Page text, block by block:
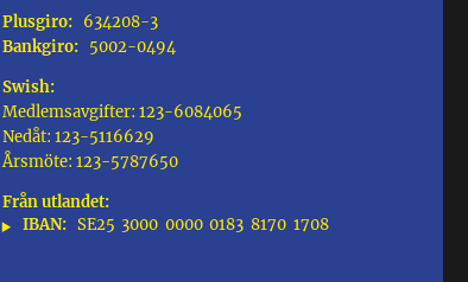
Plusgiro: 634208-3
Bankgiro: 5002-0494
Swish:
Medlemsavgifter: 123-6084065
Nedåt: 123-5116629
Årsmöte: 123-5787650
Från utlandet:
IBAN: SE25 3000 0000 0183 8170 1708